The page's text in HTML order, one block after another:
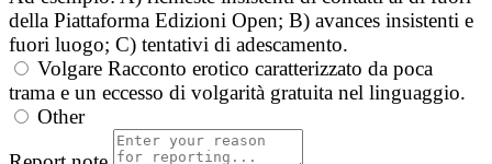
della Piattaforma Edizioni Open; B) avances insistenti e
fuori luogo; C) tentativi di adescamento.
Volgare Racconto erotico caratterizzato da poca
trama e un eccesso di volgarità gratuita nel linguaggio.
Other